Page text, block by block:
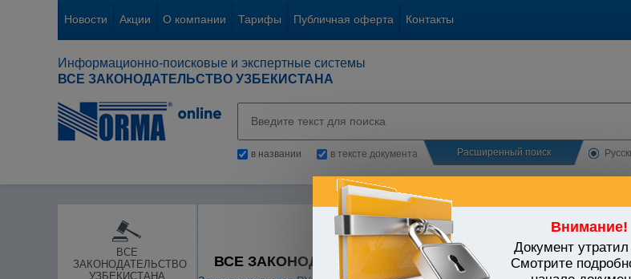
Новости Акции О компании Тарифы Публичная оферта Контакты
Информационно-поисковые и экспертные системы
ВСЕ ЗАКОНОДАТЕЛЬСТВО УЗБЕКИСТАНА
в названии в тексте документа Расширенный поиск
ВСЕ
ЗАКОНОДАТЕЛЬСТВО
УЗБЕКИСТАНА
Внимание!
Документ
Смотрите
ВСЕ ЗАКОНОДАТЕЛЬСТВО УЗБЕКИСТАНА